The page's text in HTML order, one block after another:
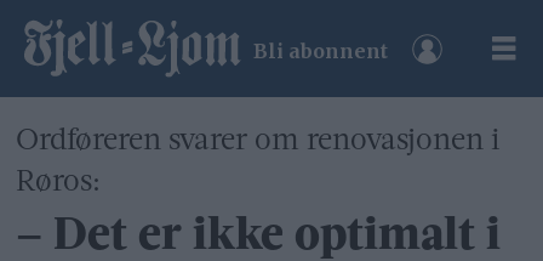
Bli abonnent
Ordføreren svarer om renovasjonen i
Røros:
– Det er ikke optimalt i